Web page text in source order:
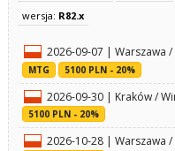
wersja: R82.x
2026-09-07 | Warszawa
MTG
5100 PLN - 20%
2026-09-30 | Kraków /
5100 PLN - 20%
2026-10-28 | Warszawa